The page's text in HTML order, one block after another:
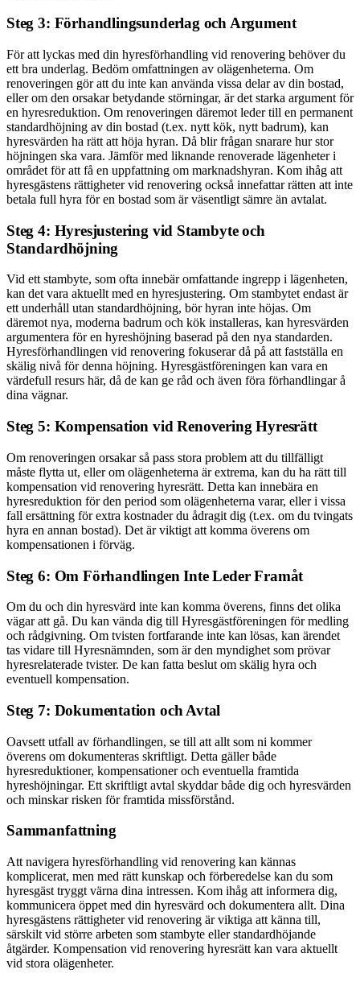
Steg 3: Förhandlingsunderlag och Argument
För att lyckas med din hyresförhandling vid renovering behöver du
ett bra underlag. Bedöm omfattningen av olägenheterna. Om
renoveringen gör att du inte kan använda vissa delar av din bostad,
eller om den orsakar betydande störningar, är det starka argument för
en hyresreduktion. Om renoveringen däremot leder till en permanent
standardhöjning av din bostad (t.ex. nytt kök, nytt badrum), kan
hyresvärden ha rätt att höja hyran. Då blir frågan snarare hur stor
höjningen ska vara. Jämför med liknande renoverade lägenheter i
området för att få en uppfattning om marknadshyran. Kom ihåg att
hyresgästens rättigheter vid renovering också innefattar rätten att inte
betala full hyra för en bostad som är väsentligt sämre än avtalat.
Steg 4: Hyresjustering vid Stambyte och
Standardhöjning
Vid ett stambyte, som ofta innebär omfattande ingrepp i lägenheten,
kan det vara aktuellt med en hyresjustering. Om stambytet endast är
ett underhåll utan standardhöjning, bör hyran inte höjas. Om
däremot nya, moderna badrum och kök installeras, kan hyresvärden
argumentera för en hyreshöjning baserad på den nya standarden.
Hyresförhandlingen vid renovering fokuserar då på att fastställa en
skälig nivå för denna höjning. Hyresgästföreningen kan vara en
värdefull resurs här, då de kan ge råd och även föra förhandlingar å
dina vägnar.
Steg 5: Kompensation vid Renovering Hyresrätt
Om renoveringen orsakar så pass stora problem att du tillfälligt
måste flytta ut, eller om olägenheterna är extrema, kan du ha rätt till
kompensation vid renovering hyresrätt. Detta kan innebära en
hyresreduktion för den period som olägenheterna varar, eller i vissa
fall ersättning för extra kostnader du ådragit dig (t.ex. om du tvingats
hyra en annan bostad). Det är viktigt att komma överens om
kompensationen i förväg.
Steg 6: Om Förhandlingen Inte Leder Framåt
Om du och din hyresvärd inte kan komma överens, finns det olika
vägar att gå. Du kan vända dig till Hyresgästföreningen för medling
och rådgivning. Om tvisten fortfarande inte kan lösas, kan ärendet
tas vidare till Hyresnämnden, som är den myndighet som prövar
hyresrelaterade tvister. De kan fatta beslut om skälig hyra och
eventuell kompensation.
Steg 7: Dokumentation och Avtal
Oavsett utfall av förhandlingen, se till att allt som ni kommer
överens om dokumenteras skriftligt. Detta gäller både
hyresreduktioner, kompensationer och eventuella framtida
hyreshöjningar. Ett skriftligt avtal skyddar både dig och hyresvärden
och minskar risken för framtida missförstånd.
Sammanfattning
Att navigera hyresförhandling vid renovering kan kännas
komplicerat, men med rätt kunskap och förberedelse kan du som
hyresgäst tryggt värna dina intressen. Kom ihåg att informera dig,
kommunicera öppet med din hyresvärd och dokumentera allt. Dina
hyresgästens rättigheter vid renovering är viktiga att känna till,
särskilt vid större arbeten som stambyte eller standardhöjande
åtgärder. Kompensation vid renovering hyresrätt kan vara aktuellt
vid stora olägenheter.